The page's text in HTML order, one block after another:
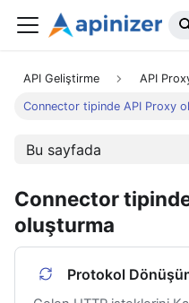
API Geliştirme API
Connector tipinde API Proxy
Bu sayfada
Connector
oluşturma
Protokol